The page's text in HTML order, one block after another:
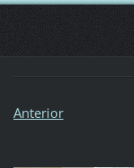
Anterior